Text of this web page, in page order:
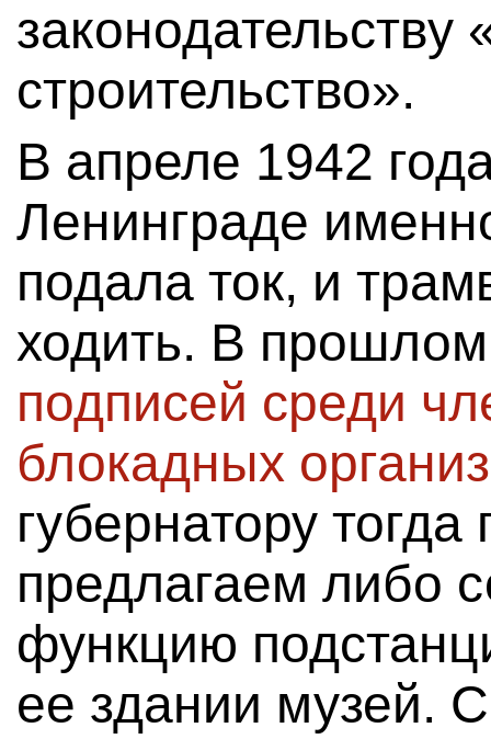
законодательству
строительство».
В апреле 1942
Ленинграде
подала ток, и
ходить. В
подписей среди
блокадных
губернатору
предлагаем либо
функцию
ее здании музей.